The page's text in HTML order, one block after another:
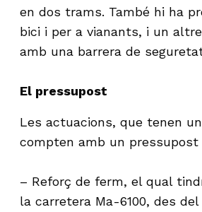
en dos trams. També hi ha
bici i per a vianants, i un
amb una barrera de
El pressupost
Les actuacions, que tenen
compten amb un pressupost
– Reforç de ferm, el qual
la carretera Ma-6100, des